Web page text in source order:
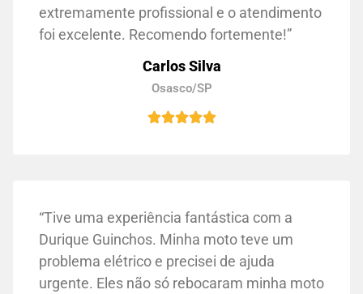
extremamente profissional e o atendimento
foi excelente. Recomendo fortemente!”
Carlos Silva
Osasco/SP
“Tive uma experiência fantástica com a
Durique Guinchos. Minha moto teve um
problema elétrico e precisei de ajuda
urgente. Eles não só rebocaram minha moto